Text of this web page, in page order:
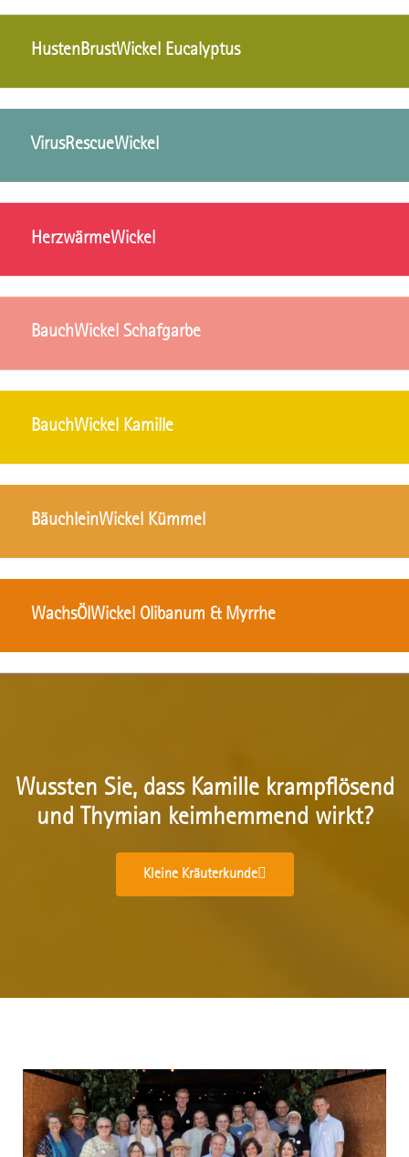
HustenBrustWickel Eucalyptus
VirusRescueWickel
HerzwärmeWickel
BauchWickel Schafgarbe
BauchWickel Kamille
BäuchleinWickel Kümmel
WachsÖlWickel Olibanum & Myrrhe
Wussten Sie, dass Kamille krampflösend
und Thymian keimhemmend wirkt?
Kleine Kräuterkunde